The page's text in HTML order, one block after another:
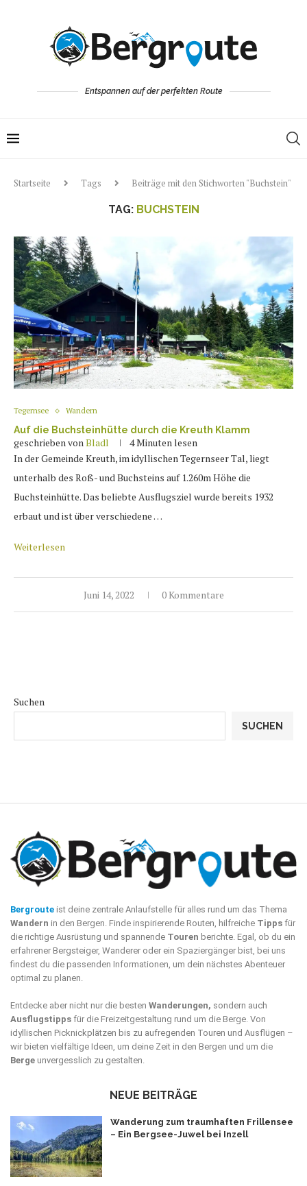
Entspannen auf der perfekten Route
Startseite Tags Beiträge mit den Stichworten "Buchstein"
TAG: BUCHSTEIN
Tegernsee Wandern
Auf die Buchsteinhütte durch die Kreuth Klamm
geschrieben vonBladl
4 Minuten lesen
In der Gemeinde Kreuth, im idyllischen Tegernseer Tal, liegt
unterhalb des Roß- und Buchsteins auf 1.260m Höhe die
Buchsteinhütte. Das beliebte Ausflugsziel wurde bereits 1932
erbaut und ist über verschiedene …
Weiterlesen
Juni 14, 2022 0 Kommentare
Suchen
SUCHEN
Bergroute ist deine zentrale Anlaufstelle für alles rund um das Thema
Wandern in den Bergen. Finde inspirierende Routen, hilfreiche Tipps für
die richtige Ausrüstung und spannende Touren berichte. Egal, ob du ein
erfahrener Bergsteiger, Wanderer oder ein Spaziergänger bist, bei uns
findest du die passenden Informationen, um dein nächstes Abenteuer
optimal zu planen.
Entdecke aber nicht nur die besten Wanderungen, sondern auch
Ausflugstipps für die Freizeitgestaltung rund um die Berge. Von
idyllischen Picknickplätzen bis zu aufregenden Touren und Ausflügen –
wir bieten vielfältige Ideen, um deine Zeit in den Bergen und um die
Berge unvergesslich zu gestalten.
NEUE BEITRÄGE
Wanderung zum traumhaften Frillensee
– Ein Bergsee-Juwel bei Inzell